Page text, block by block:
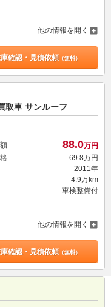
他の情報を開く
確認・見積依頼（無料）
取車 サンルーフ
88.0万円
69. 8万円
2011年
4.9万km
車検整備付
他の情報を開く
確認・見積依頼（無料）